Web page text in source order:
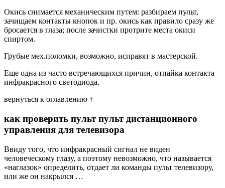
Окись снимается механическим путем: разбираем пульт,
зачищаем контакты кнопок и пр. окись как правило сразу же
бросается в глаза; после зачистки протрите места окиси
спиртом.
Грубые мех.поломки, возможно, исправят в мастерской.
Еще одна из часто встречающихся причин, отпайка контакта
инфракрасного светодиода.
вернуться к оглавлению ↑
как проверить пульт пульт дистанционного
управления для телевизора
Ввиду того, что инфракрасный сигнал не виден
человеческому глазу, а поэтому невозможно, что называется
«наглазок» определить, отдает ли команды пульт телевизору,
или же он накрылся …